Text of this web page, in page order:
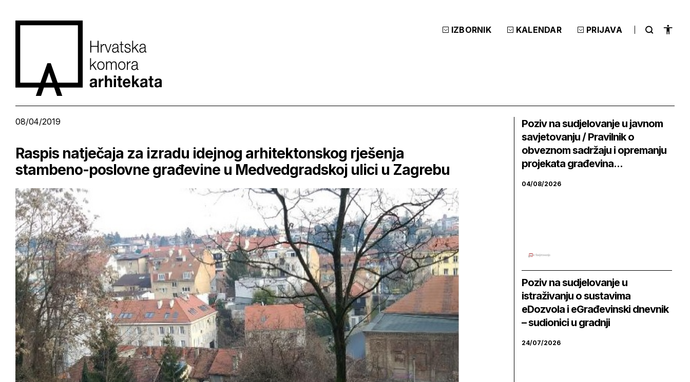
IZBORNIK KALENDAR PRIJAVA
08/04/2019
Raspis natječaja za izradu idejnog arhitektonskog rješenja
stambeno-poslovne građevine u Medvedgradskoj ulici u Zagrebu
Poziv na sudjelovanje u javnom
savjetovanju / Pravilnik o
obveznom sadržaju i opremanju
projekata građevina...
04/08/2026
Poziv na sudjelovanje u
istraživanju o sustavima
eDozvola i eGrađevinski dnevnik
– sudionici u gradnji
24/07/2026